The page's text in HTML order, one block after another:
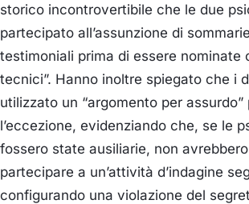
storico incontrovertibile che le due
partecipato all’assunzione di
testimoniali prima di essere nominate
tecnici”. Hanno inoltre spiegato che i
utilizzato un “argomento per
l’eccezione, evidenziando che, se le
fossero state ausiliarie, non
partecipare a un’attività d’indagine
configurando una violazione del